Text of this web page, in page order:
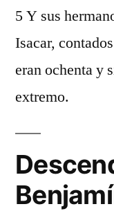
5 Y sus
Isacar,
eran ochenta y
extremo.